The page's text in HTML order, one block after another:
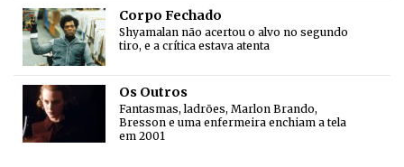
Corpo Fechado
Shyamalan não acertou o alvo no segundo
tiro, e a crítica estava atenta
Os Outros
Fantasmas, ladrões, Marlon Brando,
Bresson e uma enfermeira enchiam a tela
em 2001